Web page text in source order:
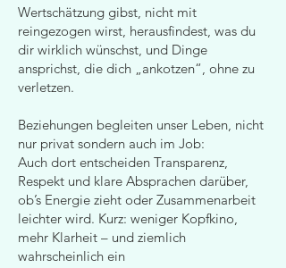
Wertschätzung gibst, nicht mit
reingezogen wirst, herausfindest, was du
dir wirklich wünschst, und Dinge
ansprichst, die dich „ankotzen“, ohne zu
verletzen.
Beziehungen begleiten unser Leben, nicht
nur privat sondern auch im Job:
Auch dort entscheiden Transparenz,
Respekt und klare Absprachen darüber,
ob’s Energie zieht oder Zusammenarbeit
leichter wird. Kurz: weniger Kopfkino,
mehr Klarheit – und ziemlich
wahrscheinlich ein